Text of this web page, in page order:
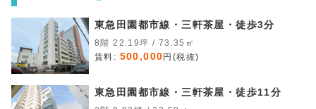
東急田園都市線・三軒茶屋・徒歩3分
8階 22.19坪 / 73.35㎡
賃料: 500,000 円(税抜)
東急田園都市線・三軒茶屋・徒歩11分